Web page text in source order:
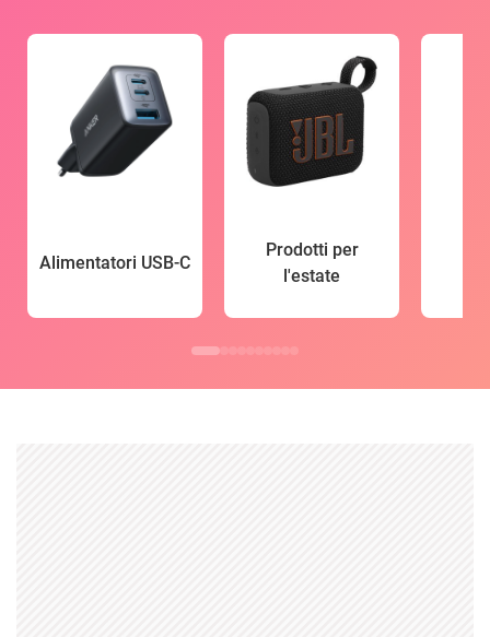
Alimentatori USB-C
Prodotti per
l'estate